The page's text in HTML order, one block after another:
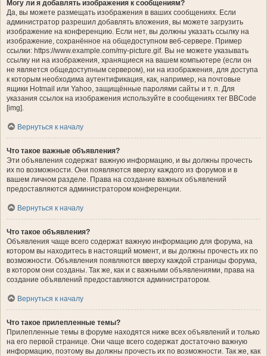
Могу ли я добавлять изображения к сообщениям?
Да, вы можете размещать изображения в ваших сообщениях. Если
администратор разрешил добавлять вложения, вы можете загрузить
изображение на конференцию. Если нет, вы должны указать ссылку на
изображение, сохранённое на общедоступном веб-сервере. Пример
ссылки: https://www.example.com/my-picture.gif. Вы не можете указывать
ссылку ни на изображения, хранящиеся на вашем компьютере (если он
не является общедоступным сервером), ни на изображения, для доступа
к которым необходима аутентификация, как, например, на почтовые
ящики Hotmail или Yahoo, защищённые паролями сайты и т. п. Для
указания ссылок на изображения используйте в сообщениях тег BBCode
[img].
Вернуться к началу
Что такое важные объявления?
Эти объявления содержат важную информацию, и вы должны прочесть
их по возможности. Они появляются вверху каждого из форумов и в
вашем личном разделе. Права на создание важных объявлений
предоставляются администратором конференции.
Вернуться к началу
Что такое объявления?
Объявления чаще всего содержат важную информацию для форума, на
котором вы находитесь в настоящий момент, и вы должны прочесть их по
возможности. Объявления появляются вверху каждой страницы форума,
в котором они созданы. Так же, как и с важными объявлениями, права на
создание объявлений предоставляются администратором.
Вернуться к началу
Что такое прилепленные темы?
Прилепленные темы в форуме находятся ниже всех объявлений и только
на его первой странице. Они чаще всего содержат достаточно важную
информацию, поэтому вы должны прочесть их по возможности. Так же, как